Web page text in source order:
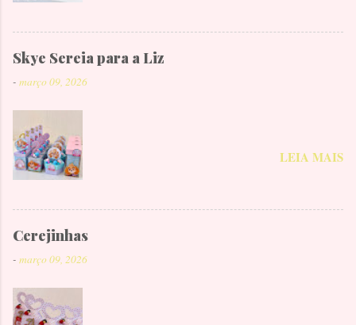
Skye Sereia para a Liz
- março 09, 2026
LEIA MAIS
Cerejinhas
- março 09, 2026